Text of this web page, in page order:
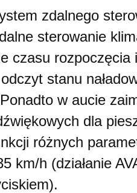
zdalnego
sterowanie
czasu rozpoczęcia
stanu
w aucie
dla
różnych
km/h (działanie